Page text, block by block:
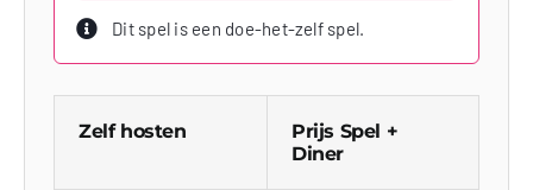
Dit spel is een doe-het-zelf spel.
Zelf hosten
Prijs Spel +
Diner